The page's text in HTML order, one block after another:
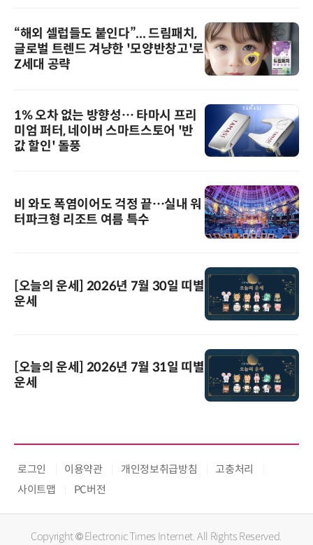
“해외 셀럽들도 붙인다”... 드림패치,
글로벌 트렌드 겨냥한 '모양반창고'로
Z세대 공략
1% 오차 없는 방향성… 타마시 프리
미엄 퍼터, 네이버 스마트스토어 '반
값 할인' 돌풍
비 와도 폭염이어도 걱정 끝…실내 워
터파크형 리조트 여름 특수
[오늘의 운세] 2026년 7월 30일 띠별
운세
[오늘의 운세] 2026년 7월 31일 띠별
운세
로그인 이용약관 개인정보취급방침
고충처리
사이트맵
PC버전
Copyright © Electronic Times Internet. All Rights Reserved.